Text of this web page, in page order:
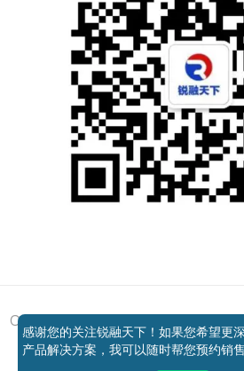
Copyright © 2011 - 2026 All right
京ICP备12037648号-1 京公网安
感谢您的关注锐融天下！如果您希望更
产品解决方案，我可以随时帮您预约销